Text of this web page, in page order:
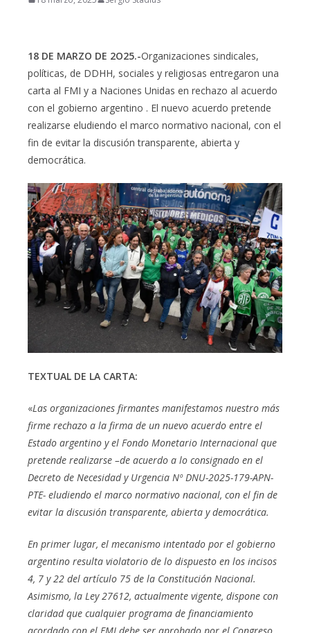
18 DE MARZO DE 2O25.-Organizaciones sindicales,
políticas, de DDHH, sociales y religiosas entregaron una
carta al FMI y a Naciones Unidas en rechazo al acuerdo
con el gobierno argentino . El nuevo acuerdo pretende
realizarse eludiendo el marco normativo nacional, con el
fin de evitar la discusión transparente, abierta y
democrática.
TEXTUAL DE LA CARTA:
«Las organizaciones firmantes manifestamos nuestro más
firme rechazo a la firma de un nuevo acuerdo entre el
Estado argentino y el Fondo Monetario Internacional que
pretende realizarse –de acuerdo a lo consignado en el
Decreto de Necesidad y Urgencia Nº DNU-2025-179-APN-
PTE- eludiendo el marco normativo nacional, con el fin de
evitar la discusión transparente, abierta y democrática.
En primer lugar, el mecanismo intentado por el gobierno
argentino resulta violatorio de lo dispuesto en los incisos
4, 7 y 22 del artículo 75 de la Constitución Nacional.
Asimismo, la Ley 27612, actualmente vigente, dispone con
claridad que cualquier programa de financiamiento